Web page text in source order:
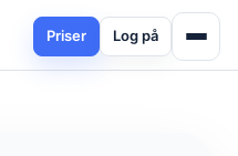
Priser Log på